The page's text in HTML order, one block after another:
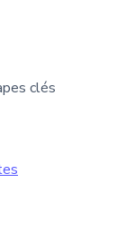
clés